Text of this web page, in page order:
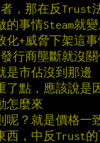
，那在反Trust
事情Steam就
+威脅下架這事
行商壟斷就沒
是市佔沒到那邊
了點，應該說是
怎麼來
？就是價格一
西，中反Trust